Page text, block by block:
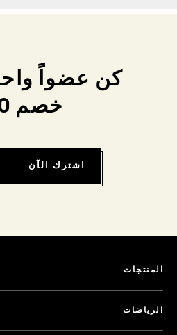
كن عضواً
خصم 10٪
اشترك الآن
المنتجات
الرياضات